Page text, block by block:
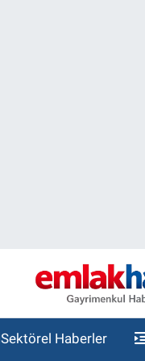
Sektörel Haberler